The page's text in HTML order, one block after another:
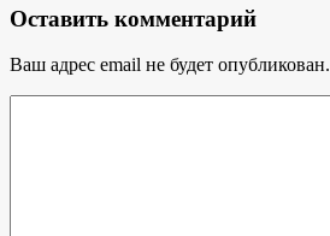
Оставить комментарий
Ваш адрес email не будет опубликован.